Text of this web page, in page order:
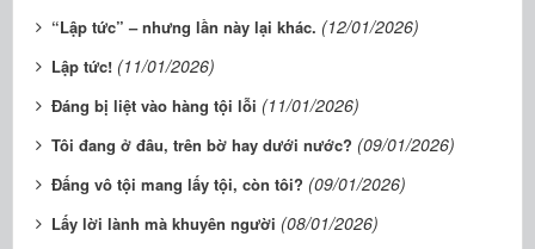
“Lập tức” – nhưng lần này lại khác. (12/01/2026)
Lập tức! (11/01/2026)
Đáng bị liệt vào hàng tội lỗi (11/01/2026)
Tôi đang ở đâu, trên bờ hay dưới nước? (09/01/2026)
Đấng vô tội mang lấy tội, còn tôi? (09/01/2026)
Lấy lời lành mà khuyên người (08/01/2026)